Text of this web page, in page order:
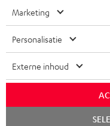
NIEUWKOMERS
DUURZAAMHEID
NORMEN EN WAARDES
STUDENTENKORTING
ITALIË
ANDERE LANDEN
accessoires zijn niet bij de
verwijderingskosten voor
Marketing
Personalisatie
Externe inhoud